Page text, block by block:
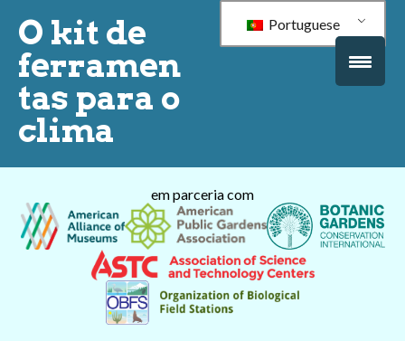
O kit de
ferramen
tas para o
clima
Portuguese
em parceria com